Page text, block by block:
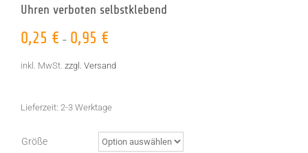
Uhren verboten selbstklebend
0,25 € – 0,95 €
inkl. MwSt. zzgl. Versand
Lieferzeit: 2-3 Werktage
Größe